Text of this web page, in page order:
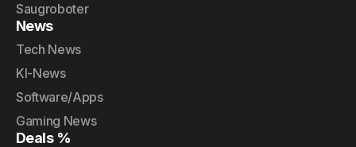
Saugroboter
News
Tech News
KI-News
Software/Apps
Gaming News
Deals %